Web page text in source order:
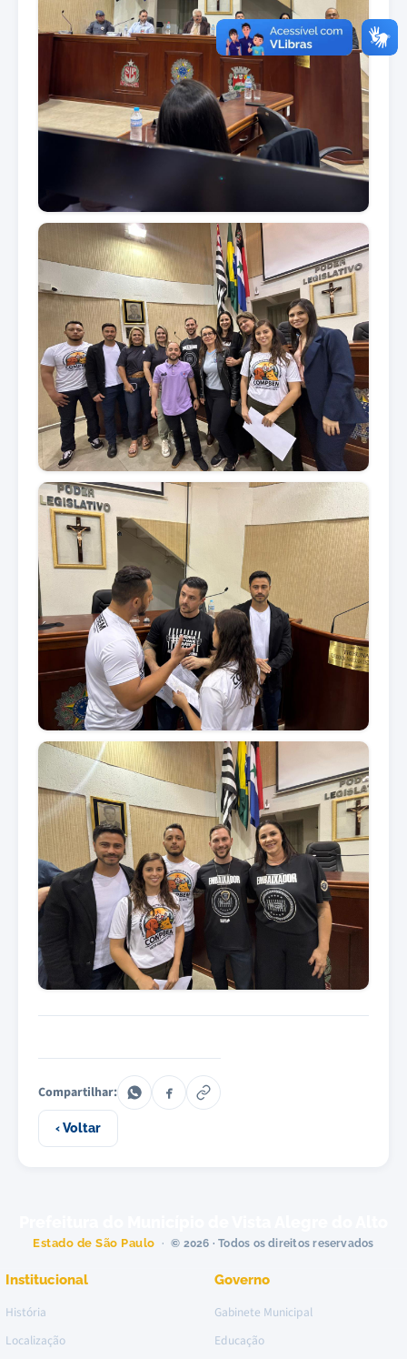
Compartilhar:
‹ Voltar
Estado de São Paulo © 2026 · Todos os direitos reservados
Institucional
História
Localização
Governo
Gabinete Municipal
Educação